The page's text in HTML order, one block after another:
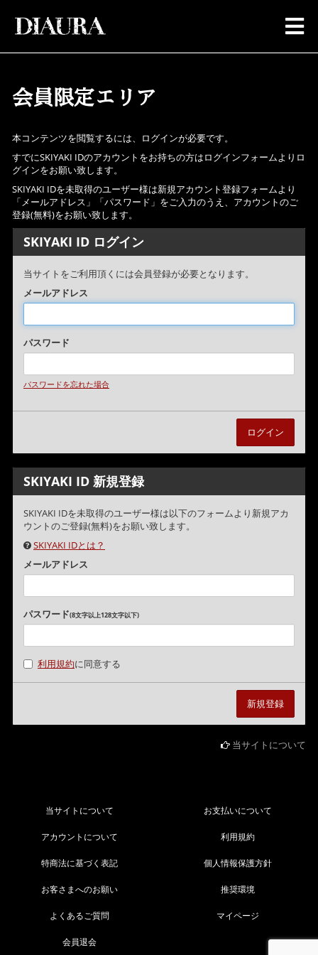
会員限定エリア
本コンテンツを閲覧するには、ログインが必要です。
すでにSKIYAKI IDのアカウントをお持ちの方はログインフォームよりロ
グインをお願い致します。
SKIYAKI IDを未取得のユーザー様は新規アカウント登録フォームより
「メールアドレス」「パスワード」をご入力のうえ、アカウントのご
登録(無料)をお願い致します。
SKIYAKI ID ログイン
当サイトをご利用頂くには会員登録が必要となります。
メールアドレス
パスワード
パスワードを忘れた場合
SKIYAKI ID 新規登録
SKIYAKI IDを未取得のユーザー様は以下のフォームより新規アカ
ウントのご登録(無料)をお願い致します。
SKIYAKI IDとは？
メールアドレス
パスワード(8文字以上128文字以下)
利用規約に同意する
当サイトについて
当サイトについて お支払いについて
アカウントについて 利用規約
特商法に基づく表記 個人情報保護方針
お客さまへのお願い 推奨環境
よくあるご質問 マイページ
会員退会